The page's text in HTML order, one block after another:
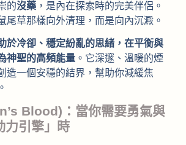
的沒藥，是內在探索時的完美伴侶。
尾草那樣向外清理，而是向內沉澱。
於冷卻、穩定紛亂的思緒，在平衡與
神聖的高頻能量。它深邃、溫暖的煙
造一個安穩的結界，幫助你減緩焦
Blood)：當你需要勇氣與
力引擎」時